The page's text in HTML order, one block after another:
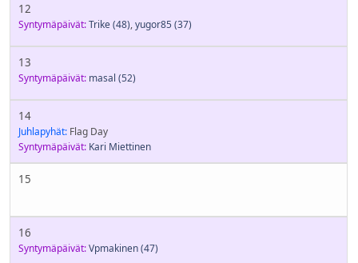
12
Syntymäpäivät:Trike(48),yugor85 (37)
13
Syntymäpäivät: masal (52)
14
Juhlapyhät: Flag Day
Syntymäpäivät: Kari Miettinen
15
16
Syntymäpäivät:Vpmakinen(47)